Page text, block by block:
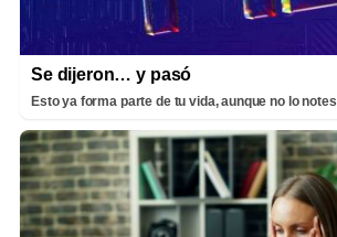
Se dijeron… y pasó
Esto ya forma parte de tu vida, aunque no lo notes